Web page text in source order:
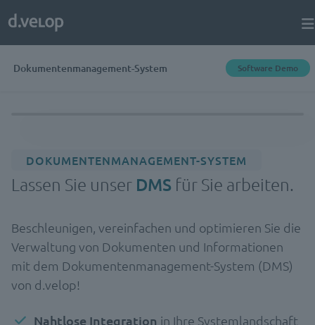
Dokumentenmanagement-System Software Demo
DOKUMENTENMANAGEMENT-SYSTEM
Lassen Sie unser DMS für Sie arbeiten.
Beschleunigen, vereinfachen und optimieren Sie die
Verwaltung von Dokumenten und Informationen
mit dem Dokumentenmanagement-System (DMS)
von d.velop!
Nahtlose Integration in Ihre Systemlandschaft